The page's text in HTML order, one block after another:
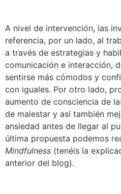
A nivel de intervención, las
referencia, por un lado, al
a través de estrategias y
comunicación e interacción,
sentirse más cómodos y
con iguales. Por otro lado,
aumento de consciencia de
de malestar y así también
ansiedad antes de llegar al
última propuesta podemos
Mindfulness (tenéis la
anterior del blog).